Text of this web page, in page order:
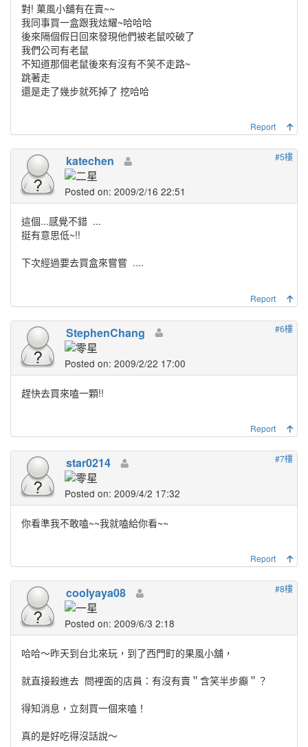
對! 菓風小舖有在賣~~
我同事買一盒跟我炫耀~哈哈哈
後來隔個假日回來發現他們被老鼠咬破了
我們公司有老鼠
不知道那個老鼠後來有沒有不笑不走路~
跳著走
還是走了幾步就死掉了 挖哈哈
Report
#5樓
katechen
Posted on: 2009/2/16 22:51
這個...感覺不錯 ...
挺有意思低~!!
下次經過要去買盒來嘗嘗 ....
Report
#6樓
StephenChang
Posted on: 2009/2/22 17:00
趕快去買來嗑一顆!!
Report
#7樓
star0214
Posted on: 2009/4/2 17:32
你看準我不敢嗑~~我就嗑給你看~~
Report
#8樓
coolyaya08
Posted on: 2009/6/3 2:18
哈哈～昨天到台北來玩，到了西門町的果風小舖，
就直接殺進去 問裡面的店員：有沒有賣＂含笑半步癲＂？
得知消息，立刻買一個來嗑！
真的是好吃得沒話說～